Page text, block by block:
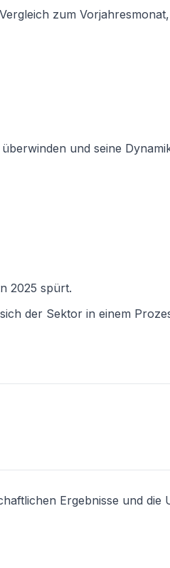
zum
und seine
2025 spürt.
der Sektor in einem
Ergebnisse und die